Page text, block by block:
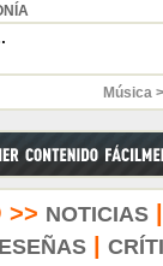
Música
>> NOTICIAS
|